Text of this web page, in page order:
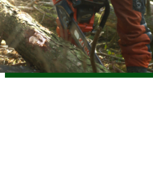
2026.06.04 お知らせ
令和8年度 海外調査・研修支援事業に係
しました